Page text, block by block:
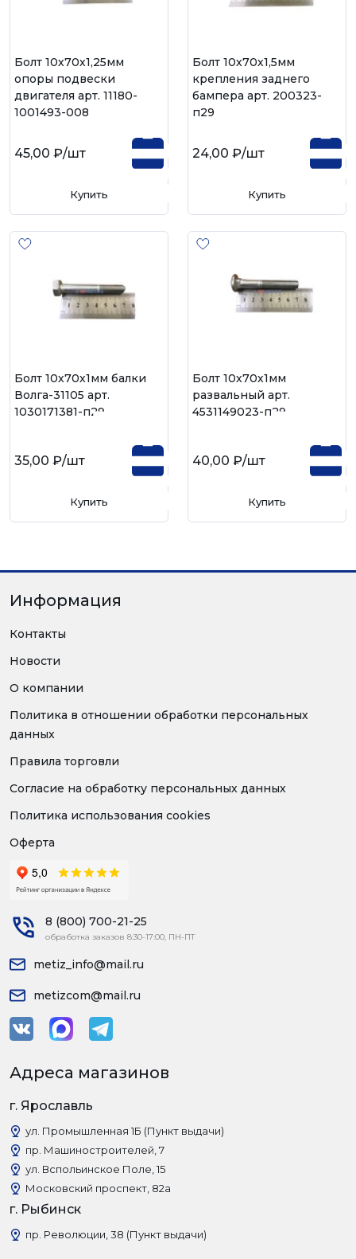
Болт 10х70х1,25мм
опоры подвески
двигателя арт. 11180-
1001493-008
45,00 ₽/шт
Купить
Болт 10х70х1,5мм
крепления заднего
бампера арт. 200323-
п29
24,00 ₽/шт
Купить
Болт 10х70х1мм балки
Волга-31105 арт.
1030171381-п29
35,00 ₽/шт
Купить
Болт 10х70х1мм
развальный арт.
4531149023-п29
40,00 ₽/шт
Купить
Информация
Контакты
Новости
О компании
Политика в отношении обработки персональных
данных
Правила торговли
Согласие на обработку персональных данных
Политика использования cookies
Оферта
8 (800) 700-21-25
обработка заказов 8:30-17:00, ПН-ПТ
metiz_info@mail.ru
metizcom@mail.ru
Адреса магазинов
г. Ярославль
ул. Промышленная 1Б (Пункт выдачи)
пр. Машиностроителей, 7
ул. Вспольинское Поле, 15
Московский проспект, 82а
г. Рыбинск
пр. Революции, 38 (Пункт выдачи)